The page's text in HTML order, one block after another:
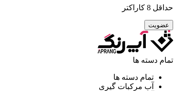
حداقل 8 کاراکتر
تمام دسته ها
تمام دسته ها
آب مرکبات گیری